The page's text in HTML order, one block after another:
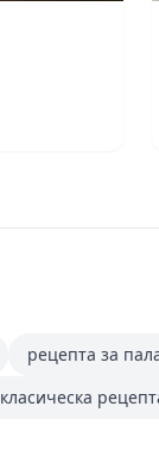
рецепта за
класическа